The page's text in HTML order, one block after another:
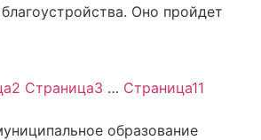
Оно пройдет
2 Страница3 … Страница11
образование